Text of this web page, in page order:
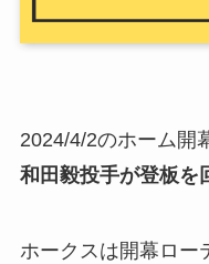
2024/4/2のホーム開
和田毅投手が登板を
ホークスは開幕ロー